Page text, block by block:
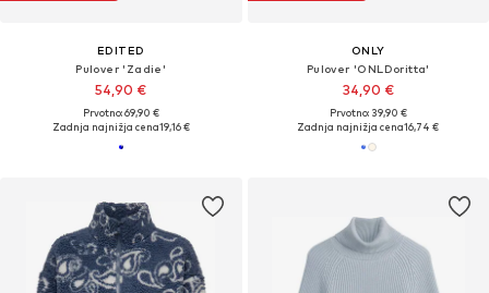
EDITED
Pulover 'Zadie'
54,90 €
Prvotno: 69,90 €
Zadnja najnižja cena19,16 €
ONLY
Pulover 'ONLDoritta'
34,90 €
Prvotno: 39,90 €
Zadnja najnižja cena16,74 €